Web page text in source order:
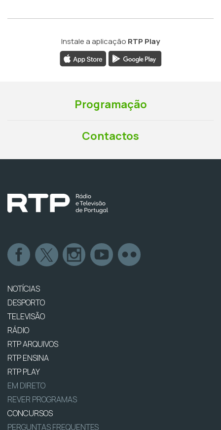
Instale a aplicação RTP Play
Programação
Contactos
NOTÍCIAS
DESPORTO
TELEVISÃO
RÁDIO
RTP ARQUIVOS
RTP ENSINA
RTP PLAY
EM DIRETO
REVER PROGRAMAS
CONCURSOS
PERGUNTAS FREQUENTES